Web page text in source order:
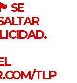
SE
TLP